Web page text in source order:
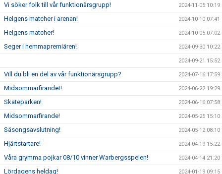
Vi söker folk till vår funktionärsgrupp! 2024-11-05 10:19
Helgens matcher i arenan! 2024-10-10 07:41
Helgens matcher! 2024-10-05 07:02
Seger i hemmapremiären! 2024-09-30 10:22
2024-09-21 15:52
Vill du bli en del av vår funktionärsgrupp? 2024-07-16 17:59
Midsommarfirandet! 2024-06-22 19:29
Skateparken! 2024-06-16 07:58
Midsommarfirande! 2024-05-25 15:10
Säsongsavslutning! 2024-05-12 08:10
Hjärtstartare! 2024-04-19 15:22
Våra grymma pojkar 08/10 vinner Warbergsspelen! 2024-04-14 21:20
Lördagens heldag! 2024-01-19 09:15